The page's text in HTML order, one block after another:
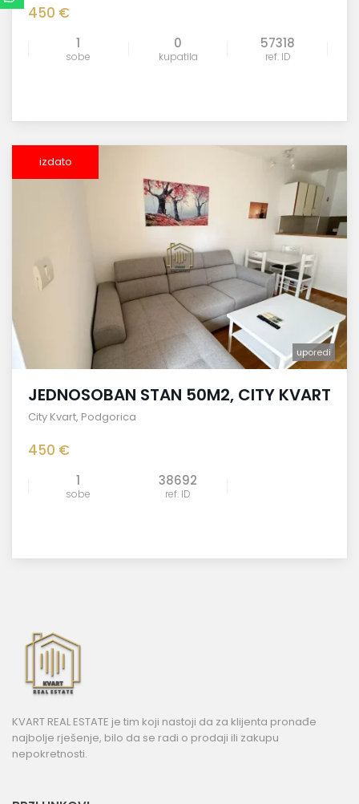
450 €
1
sobe
0
kupatila
57318
ref. ID
izdato
uporedi
JEDNOSOBAN STAN 50M2, CITY KVART
City Kvart, Podgorica
450 €
1
sobe
38692
ref. ID
KVART REAL ESTATE je tim koji nastoji da za klijenta pronađe
najbolje rješenje, bilo da se radi o prodaji ili zakupu
nepokretnosti.